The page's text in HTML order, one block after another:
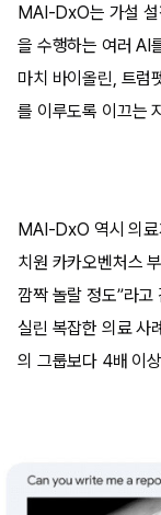
MAI-DxO는 가설 설
을 수행하는 여러 AI
마치 바이올린, 트럼
를 이루도록 이끄는
MAI-DxO 역시 의료
치원 카카오벤처스
깜짝 놀랄 정도”라
실린 복잡한 의료 사
의 그룹보다 4배 이